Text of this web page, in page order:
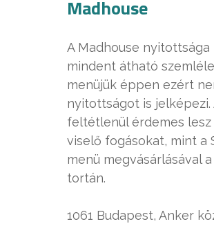
Madhouse
A Madhouse
mindent átható
menüjük éppen ezért
nyitottságot is
feltétlenül érdemes
viselő fogásokat, mint a
menü megvásárlásával
tortán.
1061 Budapest, Anker